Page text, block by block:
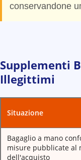
conservandone
Supplementi
Illegittimi
Situazione
Bagaglio a mano
misure pubblicate al
dell'acquisto